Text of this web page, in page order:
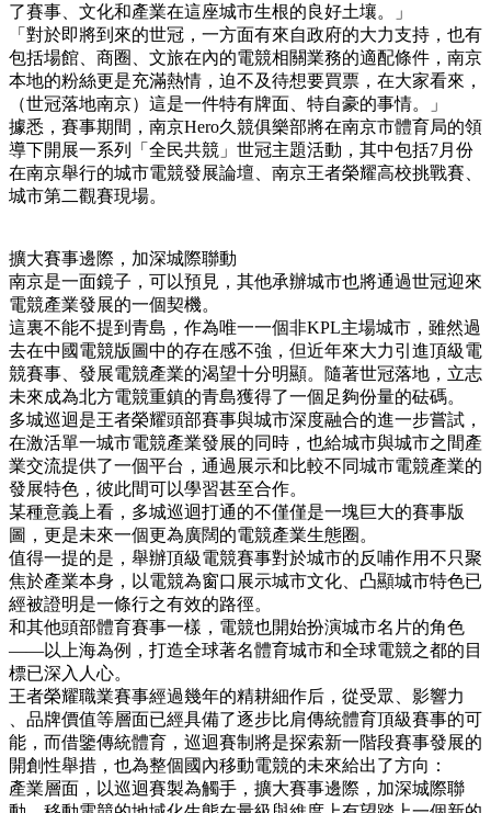
了賽事、文化和產業在這座城市生根的良好土壤。」
「對於即將到來的世冠，一方面有來自政府的大力支持，也有
包括場館、商圈、文旅在內的電競相關業務的適配條件，南京
本地的粉絲更是充滿熱情，迫不及待想要買票，在大家看來，
（世冠落地南京）這是一件特有牌面、特自豪的事情。」
據悉，賽事期間，南京Hero久競俱樂部將在南京市體育局的領
導下開展一系列「全民共競」世冠主題活動，其中包括7月份
在南京舉行的城市電競發展論壇、南京王者榮耀高校挑戰賽、
城市第二觀賽現場。
擴大賽事邊際，加深城際聯動
南京是一面鏡子，可以預見，其他承辦城市也將通過世冠迎來
電競產業發展的一個契機。
這裏不能不提到青島，作為唯一一個非KPL主場城市，雖然過
去在中國電競版圖中的存在感不強，但近年來大力引進頂級電
競賽事、發展電競產業的渴望十分明顯。隨著世冠落地，立志
未來成為北方電競重鎮的青島獲得了一個足夠份量的砝碼。
多城巡迴是王者榮耀頭部賽事與城市深度融合的進一步嘗試，
在激活單一城市電競產業發展的同時，也給城市與城市之間產
業交流提供了一個平台，通過展示和比較不同城市電競產業的
發展特色，彼此間可以學習甚至合作。
某種意義上看，多城巡迴打通的不僅僅是一塊巨大的賽事版
圖，更是未來一個更為廣闊的電競產業生態圈。
值得一提的是，舉辦頂級電競賽事對於城市的反哺作用不只聚
焦於產業本身，以電競為窗口展示城市文化、凸顯城市特色已
經被證明是一條行之有效的路徑。
和其他頭部體育賽事一樣，電競也開始扮演城市名片的角色
——以上海為例，打造全球著名體育城市和全球電競之都的目
標已深入人心。
王者榮耀職業賽事經過幾年的精耕細作后，從受眾、影響力
、品牌價值等層面已經具備了逐步比肩傳統體育頂級賽事的可
能，而借鑒傳統體育，巡迴賽制將是探索新一階段賽事發展的
開創性舉措，也為整個國內移動電競的未來給出了方向：
產業層面，以巡迴賽製為觸手，擴大賽事邊際，加深城際聯